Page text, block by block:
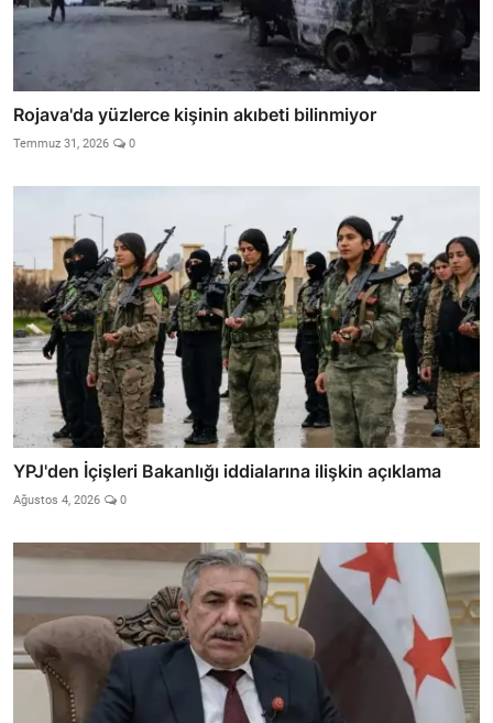
Rojava'da yüzlerce kişinin akıbeti bilinmiyor
Temmuz 31, 2026 0
YPJ'den İçişleri Bakanlığı iddialarına ilişkin açıklama
Ağustos 4, 2026 0